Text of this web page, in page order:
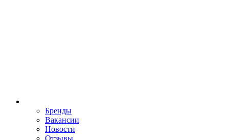
Бренды
Вакансии
Новости
Отзывы